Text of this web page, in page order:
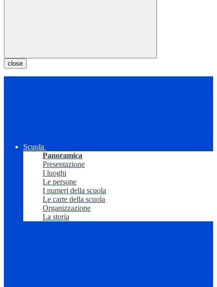
close
Scuola
Panoramica
Presentazione
I luoghi
Le persone
I numeri della scuola
Le carte della scuola
Organizzazione
La storia